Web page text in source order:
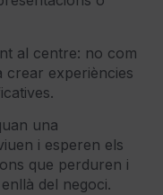
al centre: no com
crear experiències
una
i esperen els
que perduren i
del negoci.